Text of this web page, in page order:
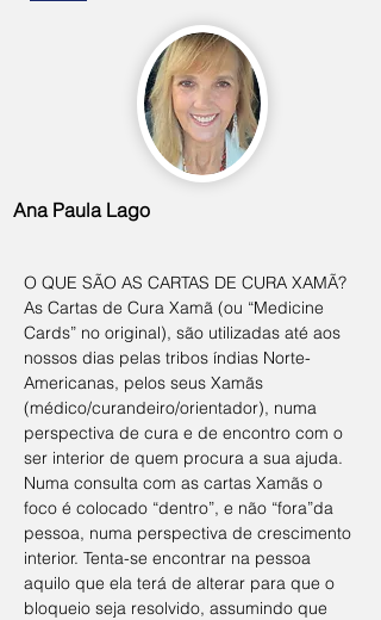
Ana Paula Lago
O QUE SÃO AS CARTAS DE CURA XAMÃ?
As Cartas de Cura Xamã (ou “Medicine
Cards” no original), são utilizadas até aos
nossos dias pelas tribos índias Norte-
Americanas, pelos seus Xamãs
(médico/curandeiro/orientador), numa
perspectiva de cura e de encontro com o
ser interior de quem procura a sua ajuda.
Numa consulta com as cartas Xamãs o
foco é colocado “dentro”, e não “fora”da
pessoa, numa perspectiva de crescimento
interior. Tenta-se encontrar na pessoa
aquilo que ela terá de alterar para que o
bloqueio seja resolvido, assumindo que